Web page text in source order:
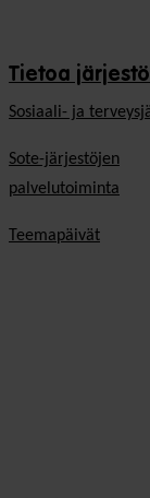
Tietoa
Sosiaali- ja
Sote-järjestöjen
palvelutoiminta
Teemapäivät